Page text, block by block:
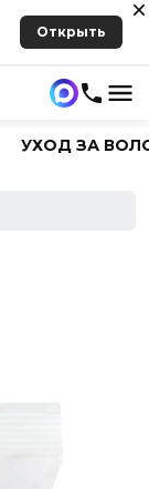
Открыть
УХОД ЗА